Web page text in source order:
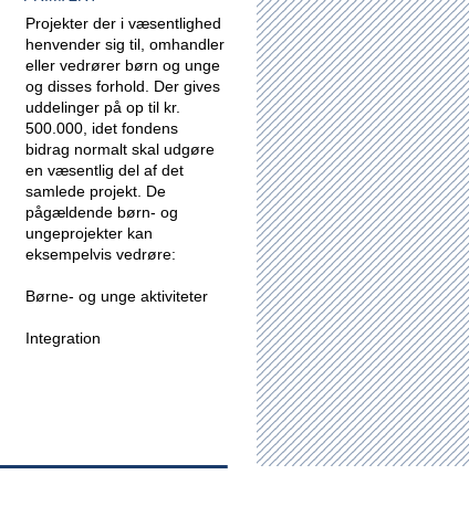
Projekter der i væsentlighed
henvender sig til, omhandler
eller vedrører børn og unge
og disses forhold. Der gives
uddelinger på op til kr.
500.000, idet fondens
bidrag normalt skal udgøre
en væsentlig del af det
samlede projekt. De
pågældende børn- og
ungeprojekter kan
eksempelvis vedrøre:
Børne- og unge aktiviteter
Integration